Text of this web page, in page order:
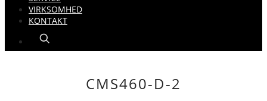
VIRKSOMHED
KONTAKT
CMS460-D-2